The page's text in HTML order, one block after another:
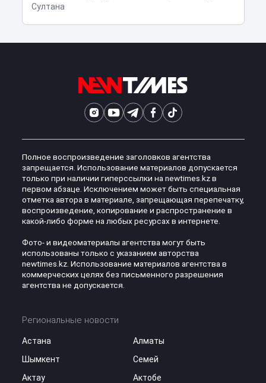
Султана
Полное воспроизведение заголовков агентства
запрещается. Использование материалов допускается
только при наличии гиперссылки на newtimes.kz в
первом абзаце. Исключением может быть специальная
отметка автора в материале, запрещающая перепечатку,
воспроизведение, копирование и распространение в
какой-либо форме на любых ресурсах в интернете.
Фото- и видеоматериалы агентства могут быть
использованы только с указанием авторства
newtimes.kz. Использование материалов агентства в
коммерческих целях без письменного разрешения
агентства не допускается.
Региональные новости
Астана
Алматы
Шымкент
Семей
Актау
Актобе